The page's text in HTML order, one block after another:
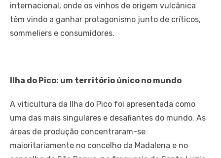
internacional, onde os vinhos de origem vulcânica
têm vindo a ganhar protagonismo junto de críticos,
sommeliers e consumidores.
Ilha do Pico: um território único no mundo
A viticultura da Ilha do Pico foi apresentada como
uma das mais singulares e desafiantes do mundo. As
áreas de produção concentraram-se
maioritariamente no concelho da Madalena e no